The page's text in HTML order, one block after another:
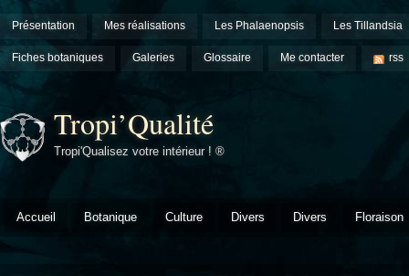
Présentation Mes réalisations Les Phalaenopsis Les Tillandsia
Fiches botaniques Galeries Glossaire Me contacter rss
Tropi’Qualité
Tropi'Qualisez votre intérieur ! ®
Accueil Botanique Culture Divers Divers Floraison